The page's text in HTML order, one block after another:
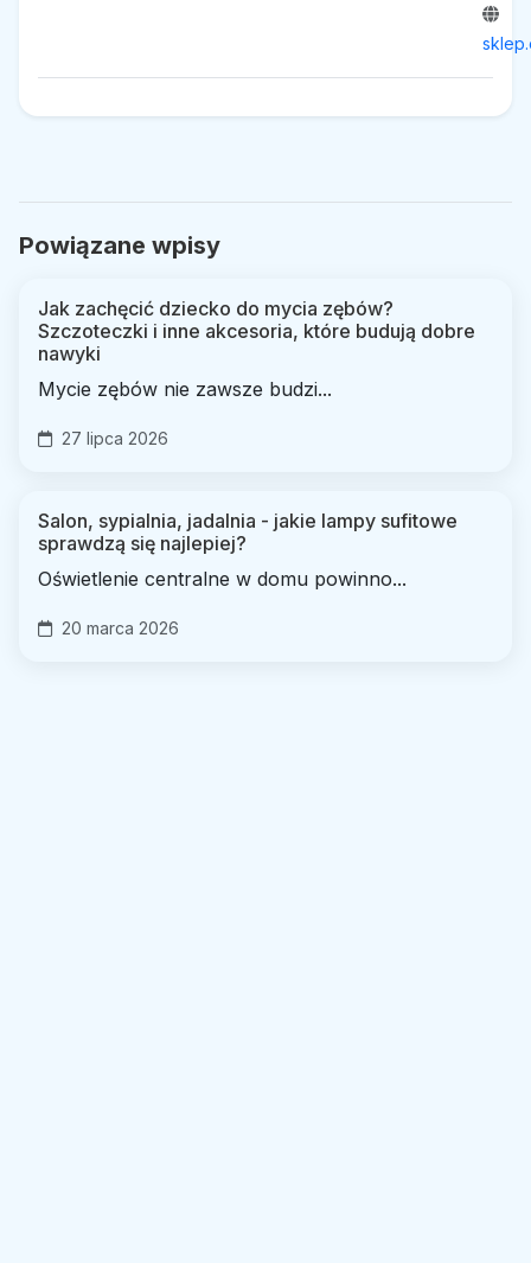
Powiązane wpisy
Jak zachęcić dziecko do mycia zębów?
Szczoteczki i inne akcesoria, które budują dobre
nawyki
Mycie zębów nie zawsze budzi...
27 lipca 2026
Salon, sypialnia, jadalnia - jakie lampy sufitowe
sprawdzą się najlepiej?
Oświetlenie centralne w domu powinno...
20 marca 2026